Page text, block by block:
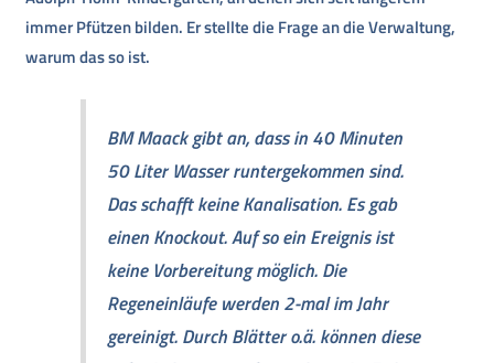
immer Pfützen bilden. Er stellte die Frage an die Verwaltung,
warum das so ist.
BM Maack gibt an, dass in 40 Minuten
50 Liter Wasser runtergekommen sind.
Das schafft keine Kanalisation. Es gab
einen Knockout. Auf so ein Ereignis ist
keine Vorbereitung möglich. Die
Regeneinläufe werden 2-mal im Jahr
gereinigt. Durch Blätter o.ä. können diese